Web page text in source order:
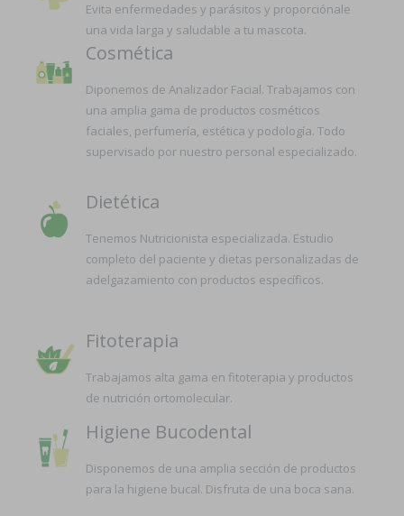
Evita enfermedades y parásitos y proporciónale
una vida larga y saludable a tu mascota.
Cosmética
Diponemos de Analizador Facial. Trabajamos con
una amplia gama de productos cosméticos
faciales, perfumería, estética y podología. Todo
supervisado por nuestro personal especializado.
Dietética
Tenemos Nutricionista especializada. Estudio
completo del paciente y dietas personalizadas de
adelgazamiento con productos específicos.
Fitoterapia
Trabajamos alta gama en fitoterapia y productos
de nutrición ortomolecular.
Higiene Bucodental
Disponemos de una amplia sección de productos
para la higiene bucal. Disfruta de una boca sana.